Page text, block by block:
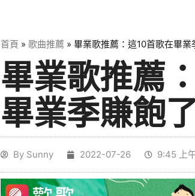
首頁 » 歌曲推薦 » 畢業歌推薦：這10首歌在畢業
畢業歌推薦
畢業季賺飽
BySunny 2022-07-26 9:45 上